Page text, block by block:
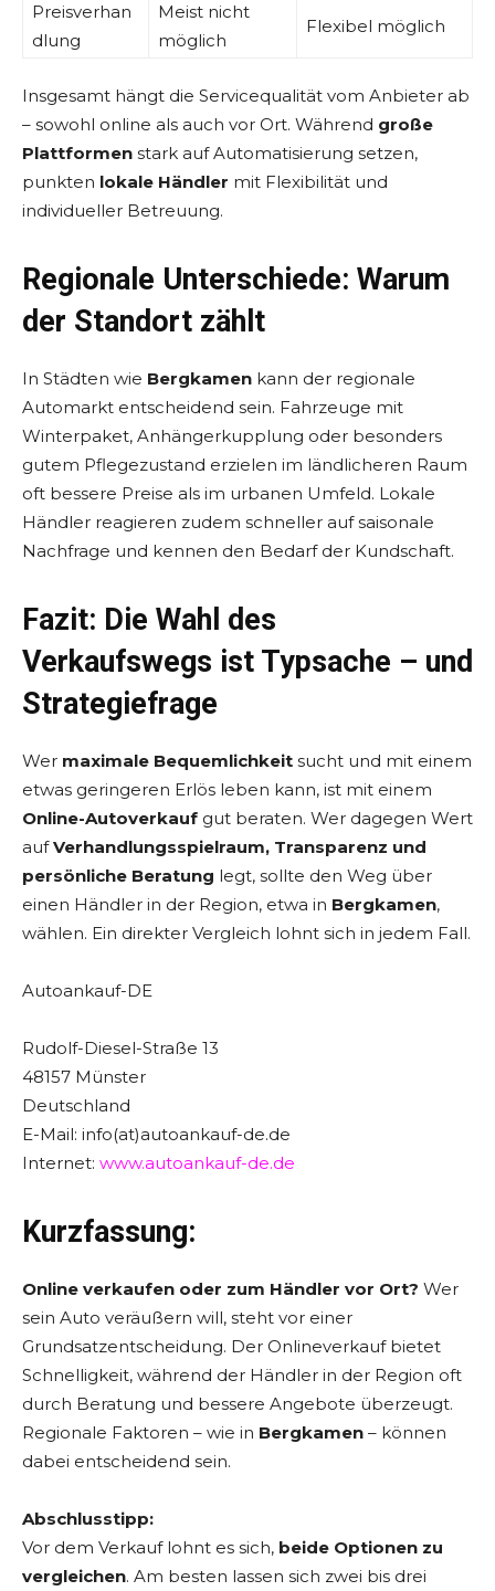
Preisverhan
dlung
Meist nicht
möglich
Flexibel möglich
Insgesamt hängt die Servicequalität vom Anbieter ab
– sowohl online als auch vor Ort. Während große
Plattformen stark auf Automatisierung setzen,
punkten lokale Händler mit Flexibilität und
individueller Betreuung.
Regionale Unterschiede: Warum
der Standort zählt
In Städten wie Bergkamen kann der regionale
Automarkt entscheidend sein. Fahrzeuge mit
Winterpaket, Anhängerkupplung oder besonders
gutem Pflegezustand erzielen im ländlicheren Raum
oft bessere Preise als im urbanen Umfeld. Lokale
Händler reagieren zudem schneller auf saisonale
Nachfrage und kennen den Bedarf der Kundschaft.
Fazit: Die Wahl des
Verkaufswegs ist Typsache – und
Strategiefrage
Wer maximale Bequemlichkeit sucht und mit einem
etwas geringeren Erlös leben kann, ist mit einem
Online-Autoverkauf gut beraten. Wer dagegen Wert
aufVerhandlungsspielraum, Transparenz und
persönliche Beratung legt, sollte den Weg über
einen Händler in der Region, etwa in Bergkamen,
wählen. Ein direkter Vergleich lohnt sich in jedem Fall.
Autoankauf-DE
Rudolf-Diesel-Straße 13
48157 Münster
Deutschland
E-Mail: info(at)autoankauf-de.de
Internet: www.autoankauf-de.de
Kurzfassung:
Online verkaufen oder zum Händler vor Ort? Wer
sein Auto veräußern will, steht vor einer
Grundsatzentscheidung. Der Onlineverkauf bietet
Schnelligkeit, während der Händler in der Region oft
durch Beratung und bessere Angebote überzeugt.
Regionale Faktoren – wie in Bergkamen – können
dabei entscheidend sein.
Abschlusstipp:
Vor dem Verkauf lohnt es sich, beide Optionen zu
vergleichen. Am besten lassen sich zwei bis drei